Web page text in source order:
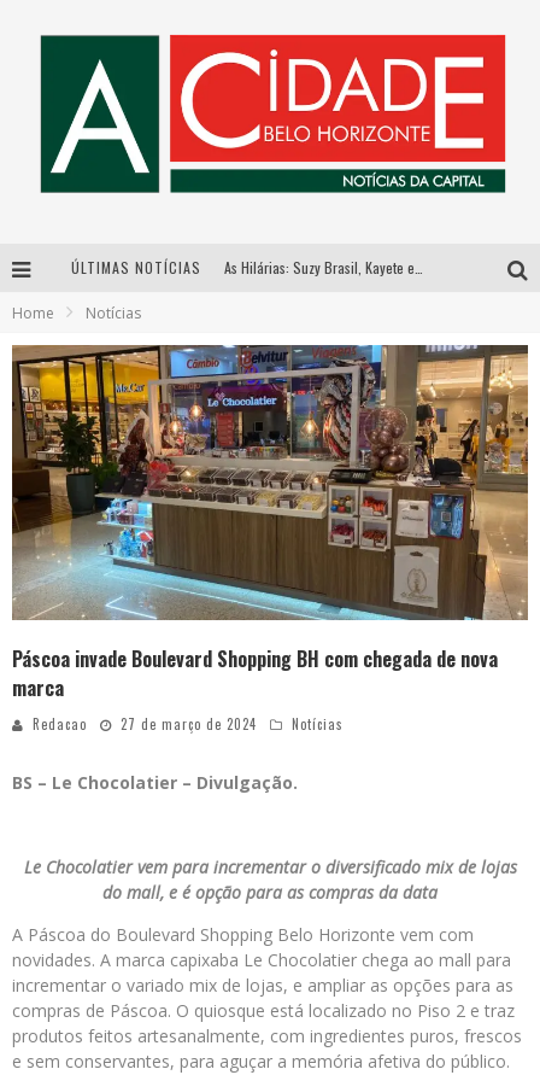
ÚLTIMAS NOTÍCIAS
Esplanada fica pequena e CÊ TÁ DOIDO FESTIVAL anuncia mudança para o gramado do Mineirão
Hot Wheels Monster Trucks Live™ confirma Belo Horizonte na turnê América do Sul 2027
Home Notícias
Páscoa invade Boulevard Shopping BH com chegada de nova
marca
Redacao 27 de março de 2024 Notícias
BS – Le Chocolatier – Divulgação.
Le Chocolatier vem para incrementar o diversificado mix de lojas
do mall, e é opção para as compras da data
A Páscoa do Boulevard Shopping Belo Horizonte vem com
novidades. A marca capixaba Le Chocolatier chega ao mall para
incrementar o variado mix de lojas, e ampliar as opções para as
compras de Páscoa. O quiosque está localizado no Piso 2 e traz
produtos feitos artesanalmente, com ingredientes puros, frescos
e sem conservantes, para aguçar a memória afetiva do público.